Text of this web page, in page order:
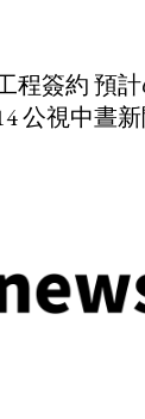
程簽約 預
公視中晝